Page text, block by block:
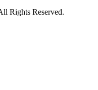
Rights Reserved.